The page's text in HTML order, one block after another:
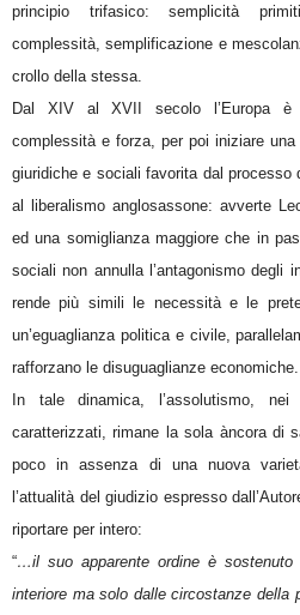
principio trifasico: semplicità
complessità, semplificazione e
crollo della stessa.
Dal XIV al XVII secolo l’Europa è
complessità e forza, per poi iniziare
giuridiche e sociali favorita dal processo
al liberalismo anglosassone: avverte
ed una somiglianza maggiore che in
sociali non annulla l’antagonismo degli
rende più simili le necessità e le
un’eguaglianza politica e civile,
rafforzano le disuguaglianze economiche.
In tale dinamica, l’assolutismo,
caratterizzati, rimane la sola àncora di
poco in assenza di una nuova
l’attualità del giudizio espresso
riportare per intero:
“…il suo apparente ordine è
interiore ma solo dalle circostanze